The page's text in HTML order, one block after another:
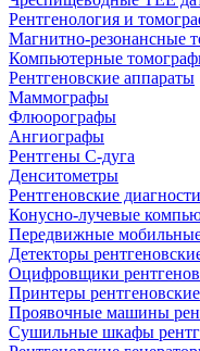
Рентгенология и
Магнитно-резонансные
Компьютерные
Рентгеновские аппараты
Маммографы
Флюорографы
Ангиографы
Рентгены С-дуга
Денситометры
Рентгеновские
Конусно-лучевые
Передвижные
Детекторы
Оцифровщики
Принтеры рентгеновские
Проявочные машины
Сушильные шкафы